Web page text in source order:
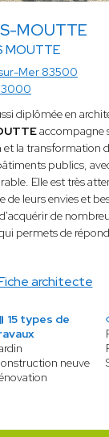
MOUTTE
MOUTTE
architecte
Mer 83500
diplômée en
accompagne
la transformation
publics,
Elle est très
de leurs envies et
de
permets de
15 types de
neuve